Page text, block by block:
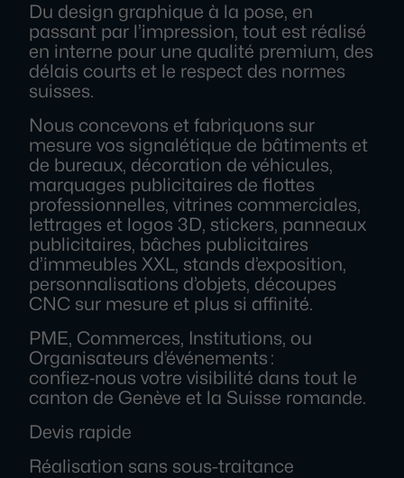
Du design graphique à la pose, en
passant par l’impression, tout est réalisé
en interne pour une qualité premium, des
délais courts et le respect des normes
suisses.
Nous concevons et fabriquons sur
mesure vos signalétique de bâtiments et
de bureaux, décoration de véhicules,
marquages publicitaires de flottes
professionnelles, vitrines commerciales,
lettrages et logos 3D, stickers, panneaux
publicitaires, bâches publicitaires
d’immeubles XXL, stands d’exposition,
personnalisations d’objets, découpes
CNC sur mesure et plus si affinité.
PME, Commerces, Institutions, ou
Organisateurs d’événements :
confiez‑nous votre visibilité dans tout le
canton de Genève et la Suisse romande.
Devis rapide
Réalisation sans sous-traitance